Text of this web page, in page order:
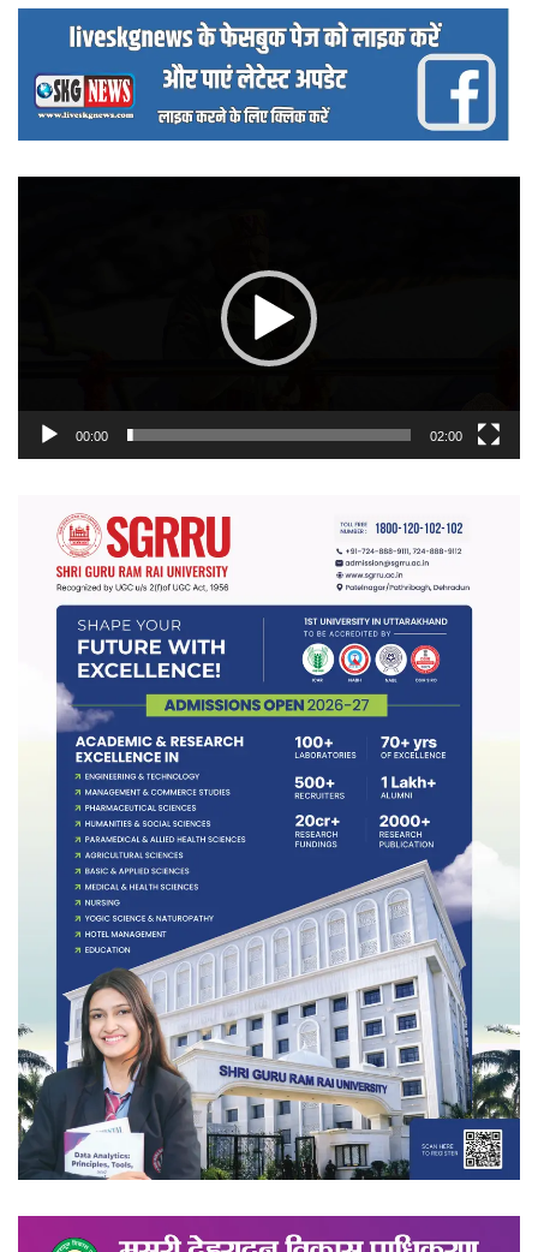
00:00 02:00